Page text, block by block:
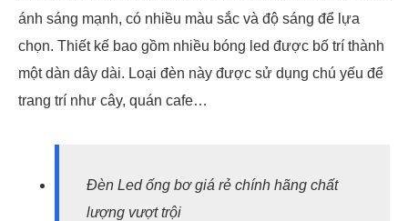
ánh sáng mạnh, có nhiều màu sắc và độ sáng để lựa
chọn. Thiết kế bao gồm nhiều bóng led được bố trí thành
một dàn dây dài. Loại đèn này được sử dụng chú yếu để
trang trí như cây, quán cafe…
Đèn Led ống bơ giá rẻ chính hãng chất
lượng vượt trội